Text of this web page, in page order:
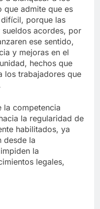
que admite que es
porque las
acordes, por
ese sentido,
y mejoras en el
hechos que
los trabajadores que
la competencia
la regularidad de
habilitados, ya
desde la
la
legales,